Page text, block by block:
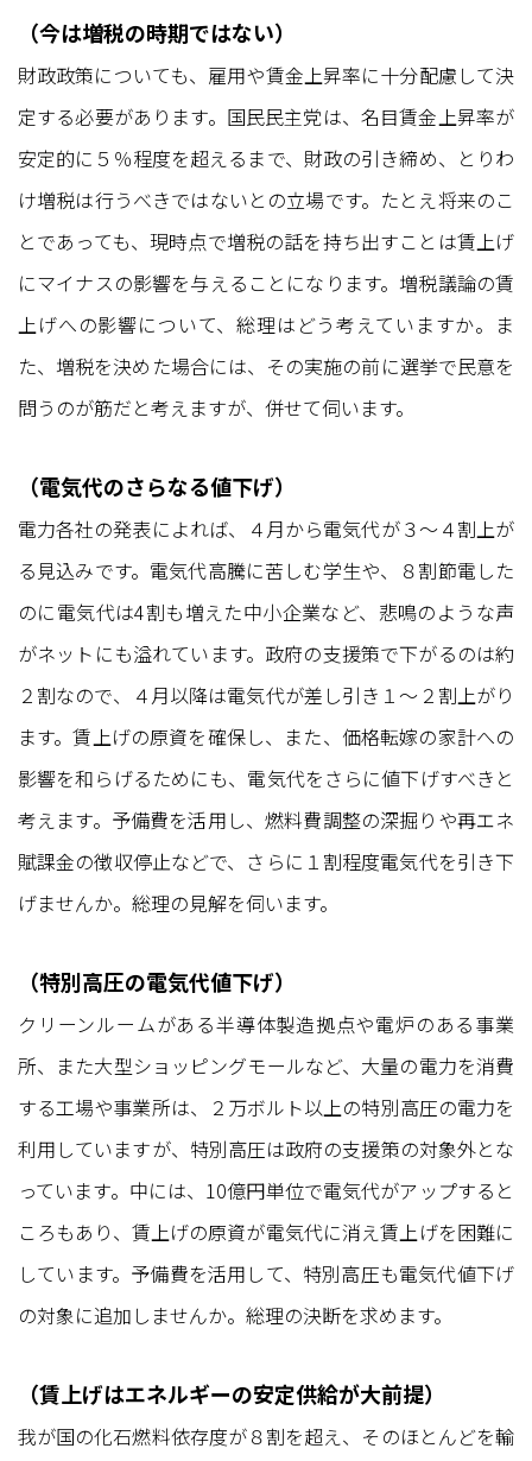
（今は増税の時期ではない）
財政政策についても、雇用や賃金上昇率に十分配慮して決
定する必要があります。国民民主党は、名目賃金上昇率が
安定的に５％程度を超えるまで、財政の引き締め、とりわ
け増税は行うべきではないとの立場です。たとえ将来のこ
とであっても、現時点で増税の話を持ち出すことは賃上げ
にマイナスの影響を与えることになります。増税議論の賃
上げへの影響について、総理はどう考えていますか。ま
た、増税を決めた場合には、その実施の前に選挙で民意を
問うのが筋だと考えますが、併せて伺います。
（電気代のさらなる値下げ）
電力各社の発表によれば、４月から電気代が３〜４割上が
る見込みです。電気代高騰に苦しむ学生や、８割節電した
のに電気代は4割も増えた中小企業など、悲鳴のような声
がネットにも溢れています。政府の支援策で下がるのは約
２割なので、４月以降は電気代が差し引き１〜２割上がり
ます。賃上げの原資を確保し、また、価格転嫁の家計への
影響を和らげるためにも、電気代をさらに値下げすべきと
考えます。予備費を活用し、燃料費調整の深掘りや再エネ
賦課金の徴収停止などで、さらに１割程度電気代を引き下
げませんか。総理の見解を伺います。
（特別高圧の電気代値下げ）
クリーンルームがある半導体製造拠点や電炉のある事業
所、また大型ショッピングモールなど、大量の電力を消費
する工場や事業所は、２万ボルト以上の特別高圧の電力を
利用していますが、特別高圧は政府の支援策の対象外とな
っています。中には、10億円単位で電気代がアップすると
ころもあり、賃上げの原資が電気代に消え賃上げを困難に
しています。予備費を活用して、特別高圧も電気代値下げ
の対象に追加しませんか。総理の決断を求めます。
（賃上げはエネルギーの安定供給が大前提）
我が国の化石燃料依存度が８割を超え、そのほとんどを輸